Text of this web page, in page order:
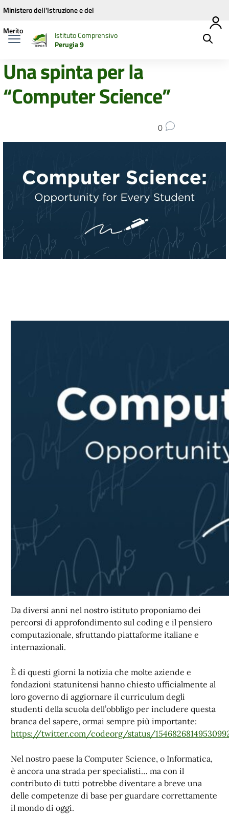
Vai ai contenuti
Vai al menu di navigazione
Vai al footer
Ministero dell'Istruzione e del
Merito
Istituto Comprensivo
Perugia 9
Una spinta per la
“Computer Science”
0
Da diversi anni nel nostro istituto proponiamo dei
percorsi di approfondimento sul coding e il pensiero
computazionale, sfruttando piattaforme italiane e
internazionali.
È di questi giorni la notizia che molte aziende e
fondazioni statunitensi hanno chiesto ufficialmente al
loro governo di aggiornare il curriculum degli
studenti della scuola dell’obbligo per includere questa
branca del sapere, ormai sempre più importante:
https://twitter.com/codeorg/status/
Nel nostro paese la Computer Science, o Informatica,
è ancora una strada per specialisti… ma con il
contributo di tutti potrebbe diventare a breve una
delle competenze di base per guardare correttamente
il mondo di oggi.